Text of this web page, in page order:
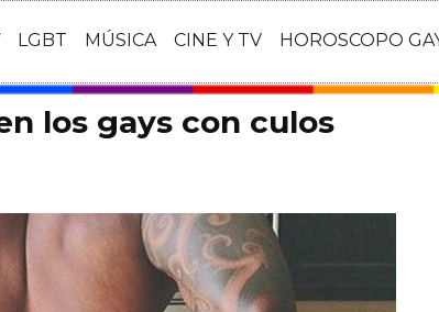
LGBT MÚSICA CINE Y TV HOROSCOPO
los gays con culos